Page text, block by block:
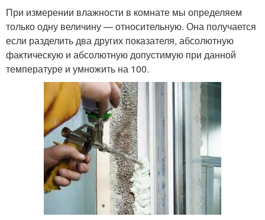
При измерении влажности в комнате мы определяем
только одну величину — относительную. Она получается
если разделить два других показателя, абсолютную
фактическую и абсолютную допустимую при данной
температуре и умножить на 100.